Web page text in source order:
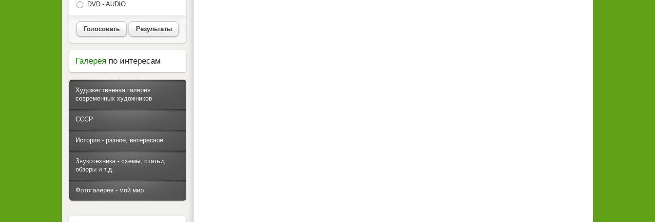
DVD - AUDIO
Голосовать Результаты
Галерея по интересам
Художественная галерея
современных художников
СССР
История - разное, интересное
Звукотехника - схемы, статьи,
обзоры и т.д.
Фотогалерея - мой мир